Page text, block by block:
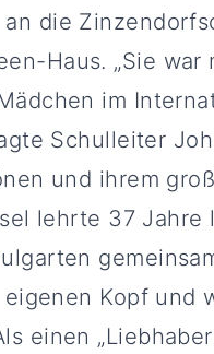
an die
Haus. „Sie
im
Schulleiter
und ihrem
lehrte 37
Kopf und
einen